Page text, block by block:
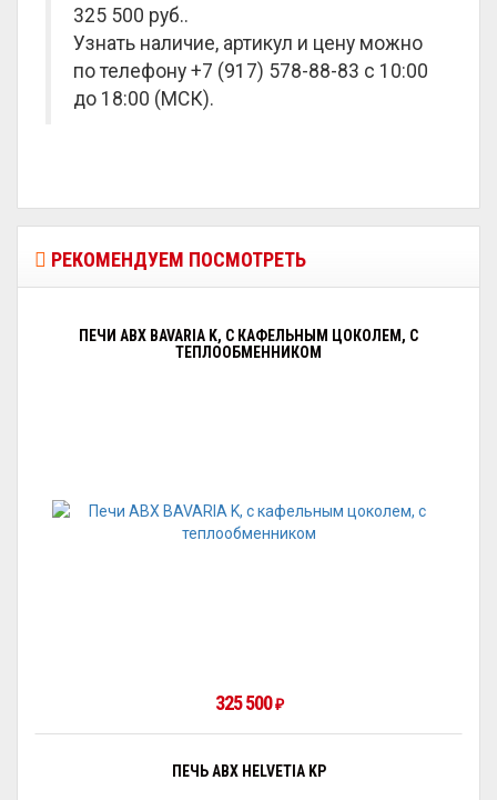
325 500 руб..
Узнать наличие, артикул и цену можно
по телефону +7 (917) 578-88-83 с 10:00
до 18:00 (МСК).
РЕКОМЕНДУЕМ ПОСМОТРЕТЬ
ПЕЧИ ABX BAVARIA K, С КАФЕЛЬНЫМ ЦОКОЛЕМ, С
ТЕПЛООБМЕННИКОМ
325 500 ₽
ПЕЧЬ ABX HELVETIA KP